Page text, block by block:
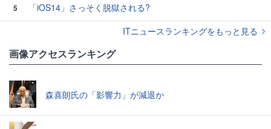
5
「iOS14」さっそく脱獄される?
ITニュースランキングをもっと見る
画像アクセスランキング
森喜朗氏の「影響力」が減退か